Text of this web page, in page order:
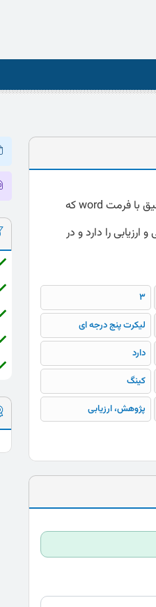
دانلود پرسشنامه هوش معنوی کینگ (SISRI) ارائه شده به صورت کامل و دقیق با فرمت word که
را دارد و در
3
لیکرت پنج درجه ای
دارد
کینگ
پژوهش، ارزیابی